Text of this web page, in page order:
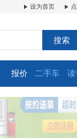
设为首页
搜索
报价 二手车 读